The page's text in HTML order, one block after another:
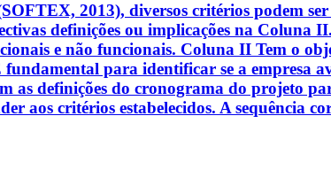
2013), diversos critérios podem ser
definições ou implicações na Coluna
e não funcionais. Coluna II Tem o
para identificar se a empresa
as definições do cronograma do projeto
aos critérios estabelecidos. A sequência